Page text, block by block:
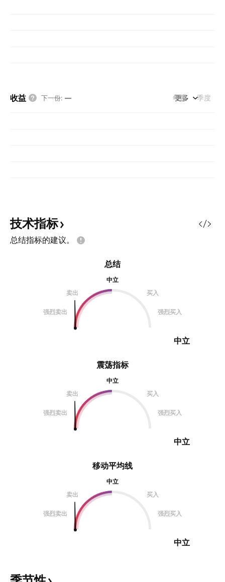
收益 下一份: — 年度 季度
更多
技术指标
总结指标的建议。
震荡指标
中立
卖出
买入
强烈卖出 强烈买入
中立
总结
中立
卖出
买入
强烈卖出 强烈买入
中立
移动平均线
中立
卖出
买入
强烈卖出 强烈买入
中立